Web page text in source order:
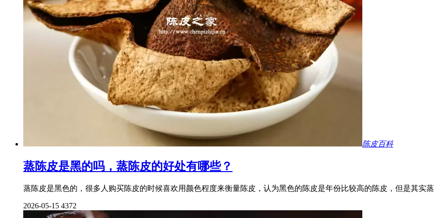
陈皮百科
蒸陈皮是黑的吗，蒸陈皮的好处有哪些？
蒸陈皮是黑色的，很多人购买陈皮的时候喜欢用颜色程度来衡量陈皮，认为黑色的陈皮是年份比较高的陈皮，但是其实
2026-05-15 4372